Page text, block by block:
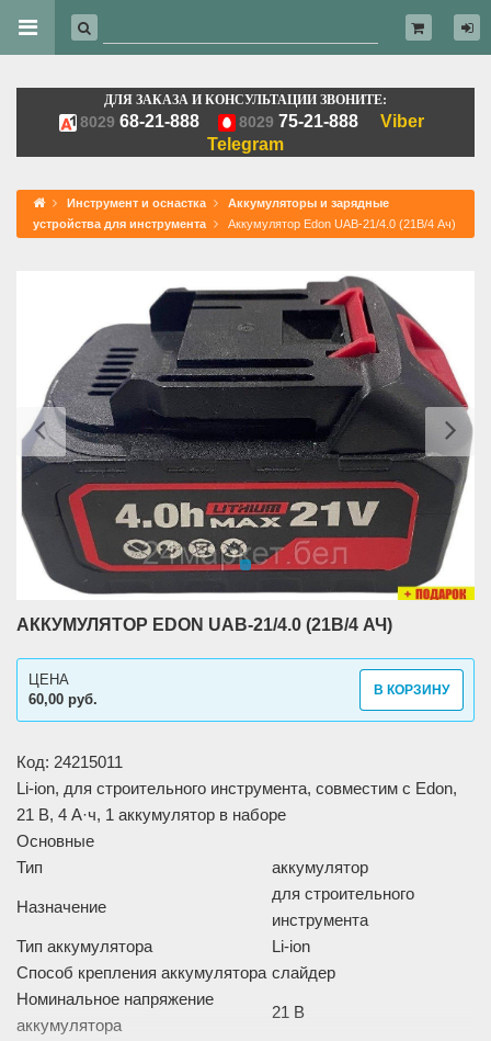
ДЛЯ ЗАКАЗА И КОНСУЛЬТАЦИИ ЗВОНИТЕ:
8029 68-21-888 8029 75-21-888
Viber
Telegram
Инструмент и оснастка
Аккумуляторы и зарядные
устройства для инструмента
Аккумулятор Edon UAB-21/4.0 (21В/4 Ач)
Previous
АККУМУЛЯТОР EDON UAB-21/4.0 (21В/4 АЧ)
60,00 руб.
ЦЕНА
В КОРЗИНУ
Код: 24215011
Li-ion, для строительного инструмента, совместим с Edon,
21 В, 4 А·ч, 1 аккумулятор в наборе
Основные
Тип
аккумулятор
Назначение
для строительного
инструмента
Тип аккумулятора
Li-ion
Способ крепления аккумулятора слайдер
Номинальное напряжение
аккумулятора
21 В